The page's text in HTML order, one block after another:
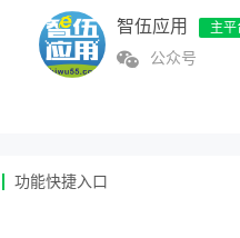
智伍应用
公众号
功能快捷入口